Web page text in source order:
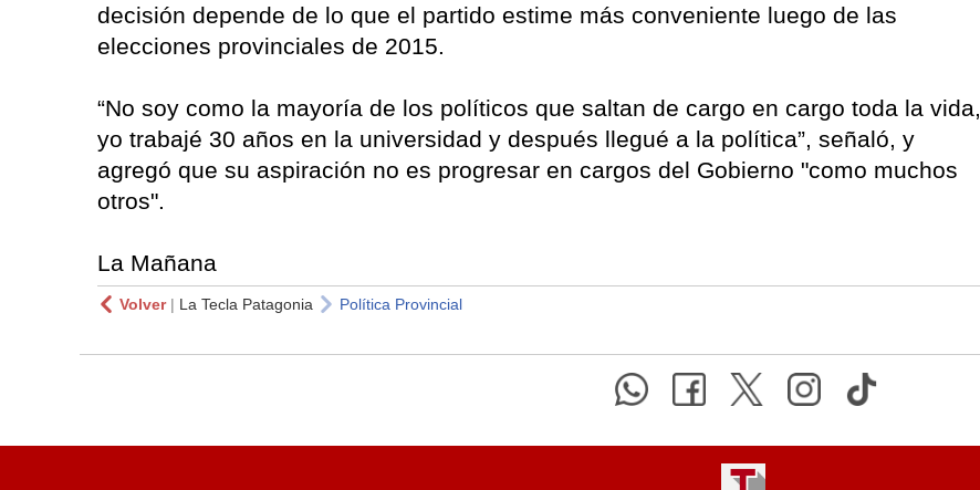
decisión depende de lo que el partido estime más conveniente luego de las
elecciones provinciales de 2015.
“No soy como la mayoría de los políticos que saltan de cargo en cargo toda la vida,
yo trabajé 30 años en la universidad y después llegué a la política”, señaló, y
agregó que su aspiración no es progresar en cargos del Gobierno "como muchos
otros".
La Mañana
Volver| La Tecla Patagonia Política Provincial